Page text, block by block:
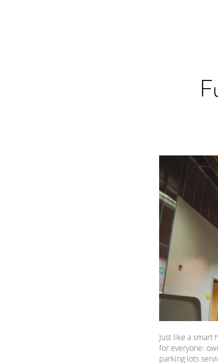
Just like a
for everyone:
parking lots